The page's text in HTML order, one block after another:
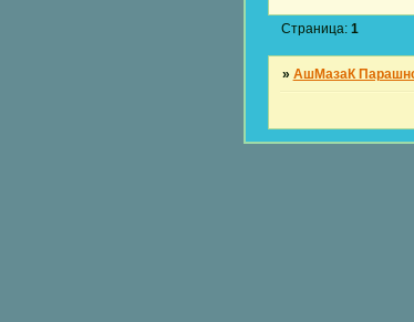
Страница: 1
» АшМазаК